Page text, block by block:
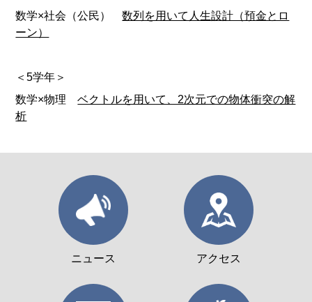
数学×社会（公民）数列を用いて人生設計（預金とロ
ーン）
＜5学年＞
数学×物理ベクトルを用いて、2次元での物体衝突の解
析
ニュース アクセス